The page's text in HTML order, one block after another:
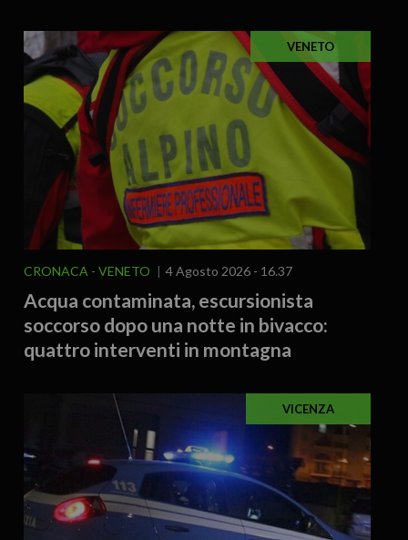
VENETO
CRONACA VENETO 4 Agosto 2026 - 16.37
Acqua contaminata, escursionista
soccorso dopo una notte in bivacco:
quattro interventi in montagna
VICENZA